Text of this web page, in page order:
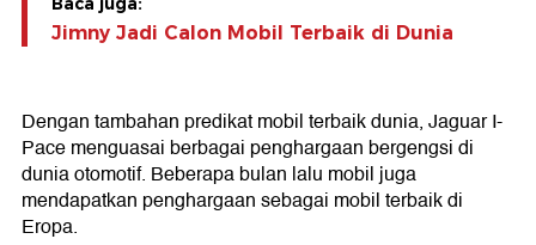
Jimny Jadi Calon Mobil Terbaik di Dunia
Dengan tambahan predikat mobil terbaik dunia, Jaguar I-
Pace menguasai berbagai penghargaan bergengsi di
dunia otomotif. Beberapa bulan lalu mobil juga
mendapatkan penghargaan sebagai mobil terbaik di
Eropa.